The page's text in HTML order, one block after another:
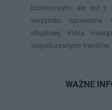
biznesowym, ale też z
wszystko oprawione
obudowę, która
współczesnych trendów.
WAŻNE